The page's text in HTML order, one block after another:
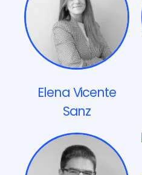
Elena Vicente
Sanz